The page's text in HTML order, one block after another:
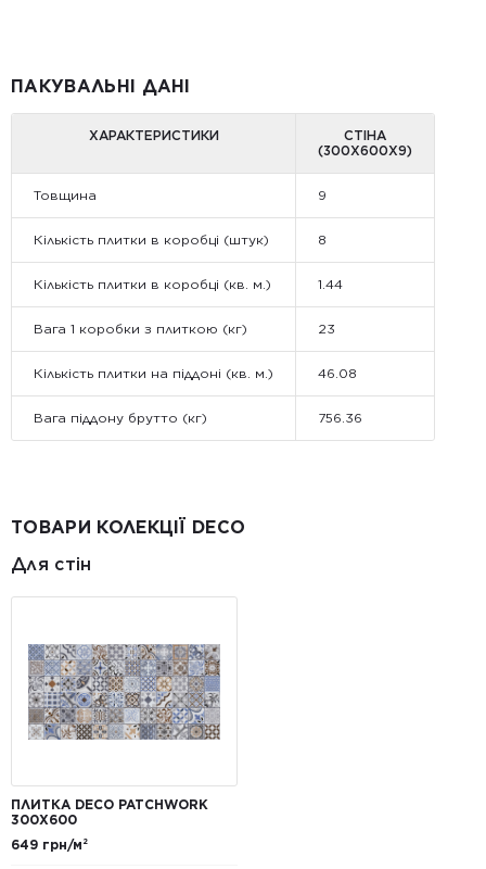
ПАКУВАЛЬНІ ДАНІ
ХАРАКТЕРИСТИКИ
СТІНА
(300Х600Х9)
Товщина 9
Кількість плитки в коробці (штук) 8
Кількість плитки в коробці (кв. м.) 1.44
Вага 1 коробки з плиткою (кг) 23
Кількість плитки на піддоні (кв. м.) 46.08
Вага піддону брутто (кг) 756.36
ТОВАРИ КОЛЕКЦІЇ DECO
Для стін
ПЛИТКА DECO PATCHWORK
300X600
649 грн/м²